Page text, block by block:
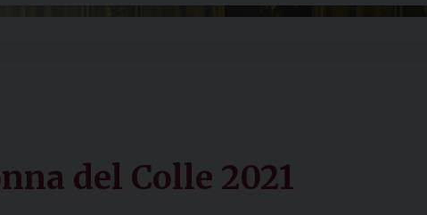
del Colle 2021